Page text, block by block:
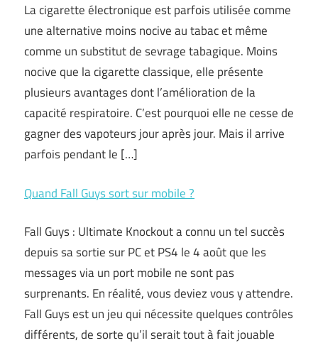
La cigarette électronique est parfois utilisée comme
une alternative moins nocive au tabac et même
comme un substitut de sevrage tabagique. Moins
nocive que la cigarette classique, elle présente
plusieurs avantages dont l’amélioration de la
capacité respiratoire. C’est pourquoi elle ne cesse de
gagner des vapoteurs jour après jour. Mais il arrive
parfois pendant le […]
Quand Fall Guys sort sur mobile ?
Fall Guys : Ultimate Knockout a connu un tel succès
depuis sa sortie sur PC et PS4 le 4 août que les
messages via un port mobile ne sont pas
surprenants. En réalité, vous deviez vous y attendre.
Fall Guys est un jeu qui nécessite quelques contrôles
différents, de sorte qu’il serait tout à fait jouable